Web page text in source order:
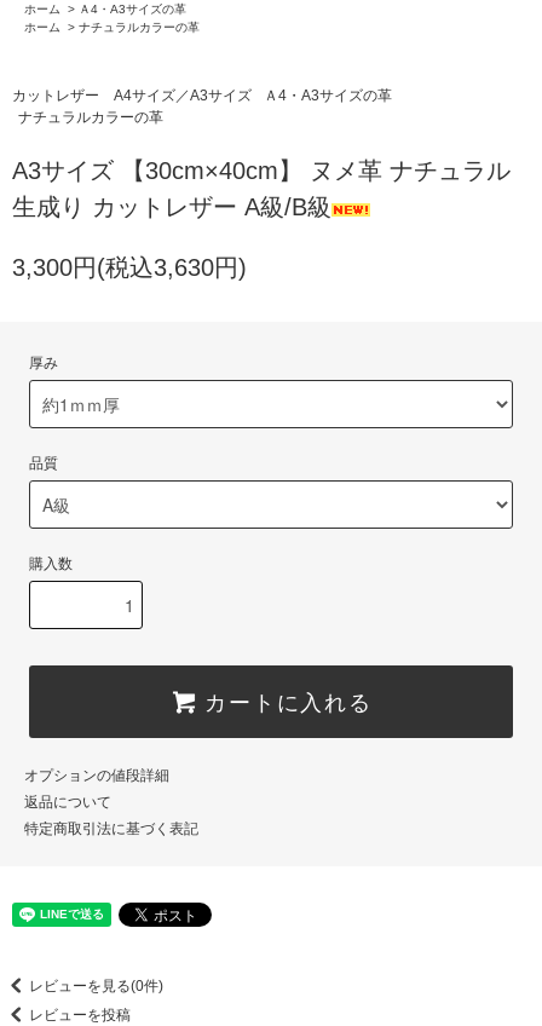
ホーム
> Ａ4・A3サイズの革
ホーム
> ナチュラルカラーの革
カットレザー A4サイズ／A3サイズ
Ａ4・A3サイズの革
ナチュラルカラーの革
A3サイズ 【30cm×40cm】 ヌメ革 ナチュラル
生成り カットレザー A級/B級
3,300円(税込3,630円)
厚み
品質
購入数
カートに入れる
オプションの値段詳細
返品について
特定商取引法に基づく表記
レビューを見る(0件)
レビューを投稿